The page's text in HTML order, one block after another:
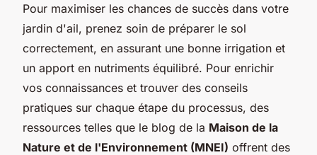
Pour maximiser les chances de succès dans votre
jardin d'ail, prenez soin de préparer le sol
correctement, en assurant une bonne irrigation et
un apport en nutriments équilibré. Pour enrichir
vos connaissances et trouver des conseils
pratiques sur chaque étape du processus, des
ressources telles que le blog de la Maison de la
Nature et de l'Environnement (MNEI) offrent des